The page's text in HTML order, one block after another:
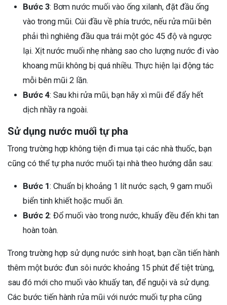
Bước 3: Bơm nước muối vào ống xilanh, đặt đầu ống
vào trong mũi. Cúi đầu về phía trước, nếu rửa mũi bên
phải thì nghiêng đầu qua trái một góc 45 độ và ngược
lại. Xịt nước muối nhẹ nhàng sao cho lượng nước đi vào
khoang mũi không bị quá nhiều. Thực hiện lại động tác
mỗi bên mũi 2 lần.
Bước 4: Sau khi rửa mũi, bạn hãy xì mũi để đẩy hết
dịch nhầy ra ngoài.
Sử dụng nước muối tự pha
Trong trường hợp không tiện đi mua tại các nhà thuốc, bạn
cũng có thể tự pha nước muối tại nhà theo hướng dẫn sau:
Bước 1: Chuẩn bị khoảng 1 lít nước sạch, 9 gam muối
biển tinh khiết hoặc muối ăn.
Bước 2: Đổ muối vào trong nước, khuấy đều đến khi tan
hoàn toàn.
Trong trường hợp sử dụng nước sinh hoạt, bạn cần tiến hành
thêm một bước đun sôi nước khoảng 15 phút để tiệt trùng,
sau đó mới cho muối vào khuấy tan, để nguội và sử dụng.
Các bước tiến hành rửa mũi với nước muối tự pha cũng